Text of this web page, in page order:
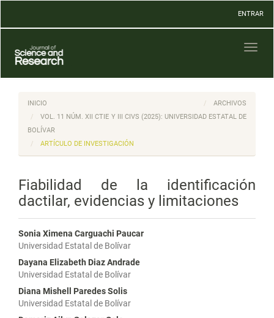
Contenido
Barra
lateral
ENTRAR
INICIO
ARCHIVOS
VOL. 11 NÚM. XII CTIE Y III CIVS (2025): UNIVERSIDAD ESTATAL DE
BOLÍVAR
ARTÍCULO DE INVESTIGACIÓN
Fiabilidad de la identificación
dactilar, evidencias y limitaciones
Sonia Ximena Carguachi Paucar
Universidad Estatal de Bolívar
Dayana Elizabeth Diaz Andrade
Universidad Estatal de Bolívar
Diana Mishell Paredes Solis
Universidad Estatal de Bolívar